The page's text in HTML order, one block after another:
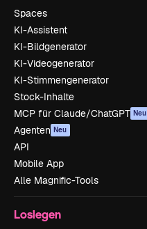
Spaces
KI-Assistent
KI-Bildgenerator
KI-Videogenerator
KI-Stimmengenerator
Stock-Inhalte
MCP für Claude/ChatGPT Neu
Agenten Neu
API
Mobile App
Alle Magnific-Tools
Loslegen